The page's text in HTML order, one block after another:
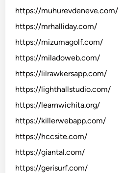
https://muhurevdeneve.com/
https://mrhalliday.com/
https://mizumagolf.com/
https://miladoweb.com/
https://lilrawkersapp.com/
https://lighthallstudio.com/
https://learnwichita.org/
https://killerwebapp.com/
https://hccsite.com/
https://giantal.com/
https://gerisurf.com/